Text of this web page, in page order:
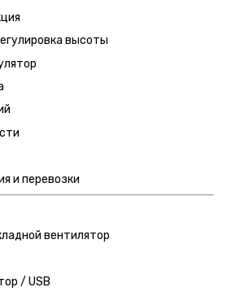
высоты
и перевозки
вентилятор
/ USB